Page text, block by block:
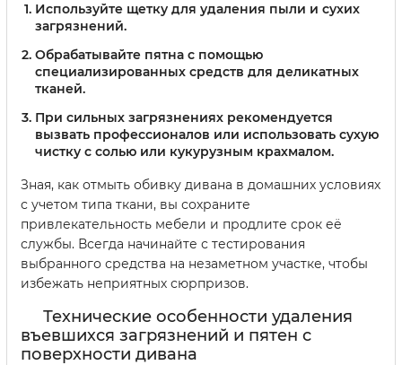
Используйте щетку для удаления пыли и сухих
загрязнений.
Обрабатывайте пятна с помощью
специализированных средств для деликатных
тканей.
При сильных загрязнениях рекомендуется
вызвать профессионалов или использовать сухую
чистку с солью или кукурузным крахмалом.
Зная, как отмыть обивку дивана в домашних условиях
с учетом типа ткани, вы сохраните
привлекательность мебели и продлите срок её
службы. Всегда начинайте с тестирования
выбранного средства на незаметном участке, чтобы
избежать неприятных сюрпризов.
Технические особенности удаления
въевшихся загрязнений и пятен с
поверхности дивана